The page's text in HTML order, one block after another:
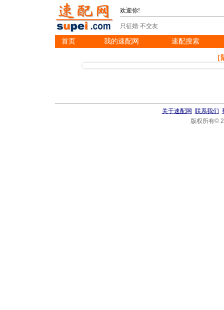
欢迎你!
只征婚·不交友
首页 我的速配网 速配搜索
关于速配网 联系我们
版权所有©